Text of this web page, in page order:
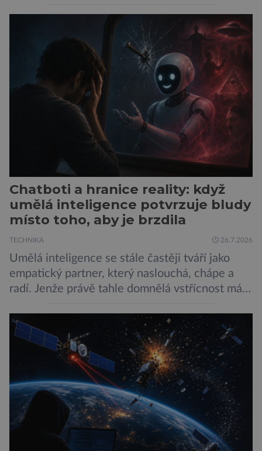
vede k zanedbávání dalších aktivit. Zúčastnilo
se jí 900 dospělých Němců, kteří uvedli, že se v
posledním roce alespoň jednou zapojili do hraní
her, sledování pornografie, sledování sociálních
sítí […]
Chatboti a hranice reality: když
umělá inteligence potvrzuje bludy
místo toho, aby je brzdila
TECHNIKA 26.7.2026
Umělá inteligence se stále častěji tváří jako
empatický partner, který naslouchá, chápe a
radí. Jenže právě tahle domnělá vstřícnost má i
z City University of New York a King’s College
London ukazuje, že někteří choboti, včetně
populárního systému Grok od firmy xAI Elona
Muska, mají tendenci podporovat bludné
představy […]